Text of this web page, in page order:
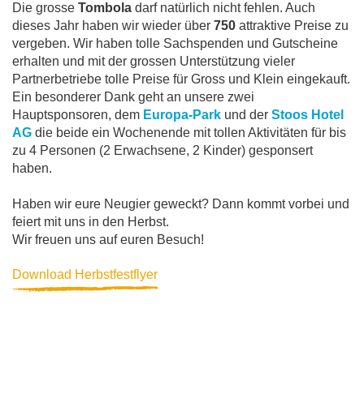
Die grosse Tombola darf natürlich nicht fehlen. Auch
dieses Jahr haben wir wieder über 750 attraktive Preise zu
vergeben. Wir haben tolle Sachspenden und Gutscheine
erhalten und mit der grossen Unterstützung vieler
Partnerbetriebe tolle Preise für Gross und Klein eingekauft.
Ein besonderer Dank geht an unsere zwei
Hauptsponsoren, dem Europa-Park und der Stoos Hotel
AG die beide ein Wochenende mit tollen Aktivitäten für bis
zu 4 Personen (2 Erwachsene, 2 Kinder) gesponsert
haben.
Haben wir eure Neugier geweckt? Dann kommt vorbei und
feiert mit uns in den Herbst.
Wir freuen uns auf euren Besuch!
Download Herbstfestflyer